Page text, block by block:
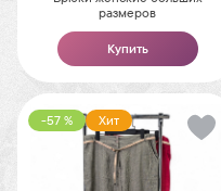
размеров
Купить
-57 % Хит